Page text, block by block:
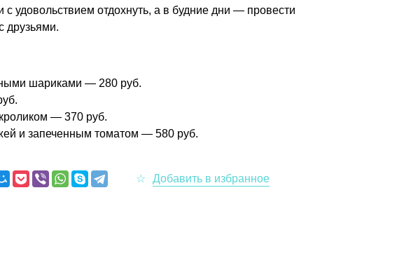
с удовольствием отдохнуть, а в будние дни — провести
друзьями.
шариками — 280 руб.
— 370 руб.
и запеченным томатом — 580 руб.